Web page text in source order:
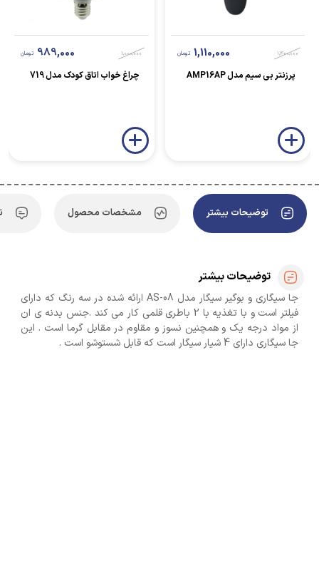
1,400,000
1,110,000 تومان
پرزنتر بی سیم مدل AMP16AP
1,000,000
989,000 تومان
چراغ خواب اتاق کودک مدل 719
توضیحات بیشتر مشخصات محصول
توضیحات بیشتر
جا سیگاری و بوگیر سیگار مدل AS-08 ارائه شده در سه رنگ که دارای
فیلتر است و با تغذیه با 2 باطری قلمی کار می کند .جنس بدنه ی ان
از مواد درجه یک و همچنین نسوز و مقاوم در مقابل گرما است . این
جا سیگاری دارای 4 شیار سیگار است که قابل شستوشو است .